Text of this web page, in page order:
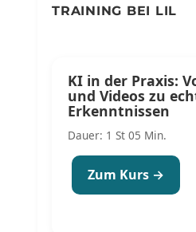
TRAINING BEI LIL
KI in der Praxis:
und Videos zu
Erkenntnissen
Dauer: 1 St 05 Min.
Zum Kurs →